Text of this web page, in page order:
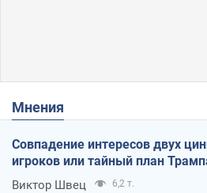
Мнения
Совпадение интересов двух
игроков или тайный план
Виктор Швец 6,2 т.